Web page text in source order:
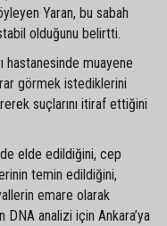
Yaran, bu sabah
olduğunu belirtti.
hastanesinde muayene
görmek istediklerini
suçlarını itiraf ettiğini
elde edildiğini, cep
temin edildiğini,
emare olarak
DNA analizi için Ankara’ya